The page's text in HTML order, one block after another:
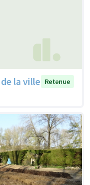
la ville Retenue